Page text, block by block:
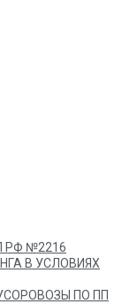
РФ №2216
В УСЛОВИЯХ
ПО ПП